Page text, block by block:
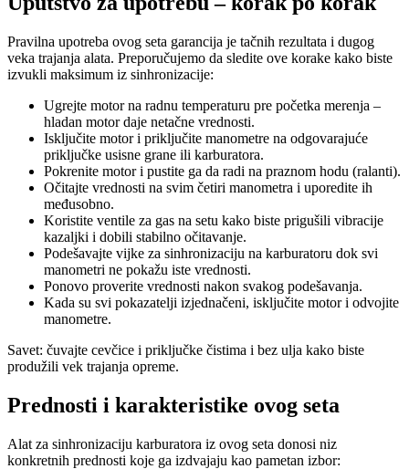
Pravilna upotreba ovog seta garancija je tačnih rezultata i dugog
veka trajanja alata. Preporučujemo da sledite ove korake kako biste
izvukli maksimum iz sinhronizacije:
Ugrejte motor na radnu temperaturu pre početka merenja –
hladan motor daje netačne vrednosti.
Isključite motor i priključite manometre na odgovarajuće
priključke usisne grane ili karburatora.
Pokrenite motor i pustite ga da radi na praznom hodu (ralanti).
Očitajte vrednosti na svim četiri manometra i uporedite ih
međusobno.
Koristite ventile za gas na setu kako biste prigušili vibracije
kazaljki i dobili stabilno očitavanje.
Podešavajte vijke za sinhronizaciju na karburatoru dok svi
manometri ne pokažu iste vrednosti.
Ponovo proverite vrednosti nakon svakog podešavanja.
Kada su svi pokazatelji izjednačeni, isključite motor i odvojite
manometre.
Savet: čuvajte cevčice i priključke čistima i bez ulja kako biste
produžili vek trajanja opreme.
Prednosti i karakteristike ovog seta
Alat za sinhronizaciju karburatora iz ovog seta donosi niz
konkretnih prednosti koje ga izdvajaju kao pametan izbor: